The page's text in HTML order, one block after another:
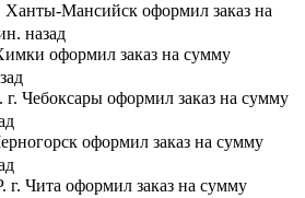
Мансийск оформил заказ на
назад
оформил заказ на сумму
Чебоксары оформил заказ на сумму
оформил заказ на сумму
Чита оформил заказ на сумму